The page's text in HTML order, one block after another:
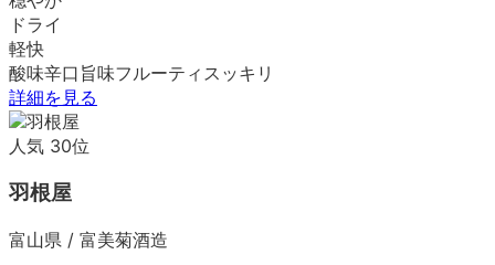
ドライ
軽快
酸味辛口 旨味フルーティ スッキリ
詳細を見る
人気 30位
羽根屋
富山県 / 富美菊酒造